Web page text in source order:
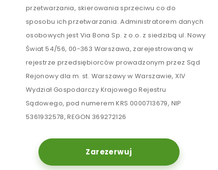
przetwarzania, skierowania sprzeciwu co do
sposobu ich przetwarzania. Administratorem danych
osobowych jest Via Bona Sp. z o.o. z siedzibą ul. Nowy
Świat 54/56, 00-363 Warszawa, zarejestrowaną w
rejestrze przedsiębiorców prowadzonym przez Sąd
Rejonowy dla m. st. Warszawy w Warszawie, XIV
Wydział Gospodarczy Krajowego Rejestru
Sądowego, pod numerem KRS 0000713679, NIP
5361932578, REGON 369272126
Zarezerwuj